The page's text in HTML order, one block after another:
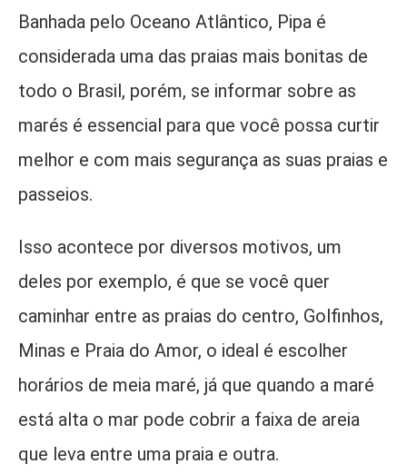
Banhada pelo Oceano Atlântico, Pipa é
considerada uma das praias mais bonitas de
todo o Brasil, porém, se informar sobre as
marés é essencial para que você possa curtir
melhor e com mais segurança as suas praias e
passeios.
Isso acontece por diversos motivos, um
deles por exemplo, é que se você quer
caminhar entre as praias do centro, Golfinhos,
Minas e Praia do Amor, o ideal é escolher
horários de meia maré, já que quando a maré
está alta o mar pode cobrir a faixa de areia
que leva entre uma praia e outra.